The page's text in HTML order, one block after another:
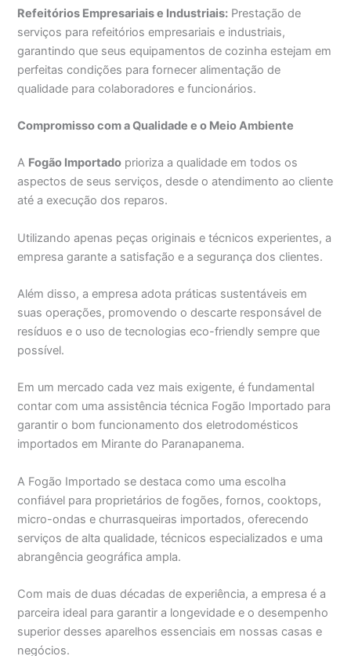
Refeitórios Empresariais e Industriais: Prestação de
serviços para refeitórios empresariais e industriais,
garantindo que seus equipamentos de cozinha estejam em
perfeitas condições para fornecer alimentação de
qualidade para colaboradores e funcionários.
Compromisso com a Qualidade e o Meio Ambiente
A Fogão Importado prioriza a qualidade em todos os
aspectos de seus serviços, desde o atendimento ao cliente
até a execução dos reparos.
Utilizando apenas peças originais e técnicos experientes, a
empresa garante a satisfação e a segurança dos clientes.
Além disso, a empresa adota práticas sustentáveis em
suas operações, promovendo o descarte responsável de
resíduos e o uso de tecnologias eco-friendly sempre que
possível.
Em um mercado cada vez mais exigente, é fundamental
contar com uma assistência técnica Fogão Importado para
garantir o bom funcionamento dos eletrodomésticos
importados em Mirante do Paranapanema.
A Fogão Importado se destaca como uma escolha
confiável para proprietários de fogões, fornos, cooktops,
micro-ondas e churrasqueiras importados, oferecendo
serviços de alta qualidade, técnicos especializados e uma
abrangência geográfica ampla.
Com mais de duas décadas de experiência, a empresa é a
parceira ideal para garantir a longevidade e o desempenho
superior desses aparelhos essenciais em nossas casas e
negócios.